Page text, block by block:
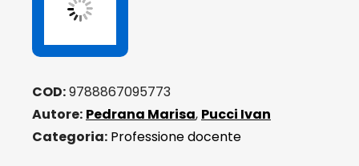
COD:9788867095773
Autore: Pedrana Marisa, Pucci Ivan
Categoria: Professione docente